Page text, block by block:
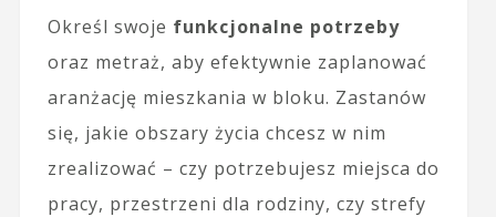
Określ swoje funkcjonalne potrzeby
oraz metraż, aby efektywnie zaplanować
aranżację mieszkania w bloku. Zastanów
się, jakie obszary życia chcesz w nim
zrealizować – czy potrzebujesz miejsca do
pracy, przestrzeni dla rodziny, czy strefy